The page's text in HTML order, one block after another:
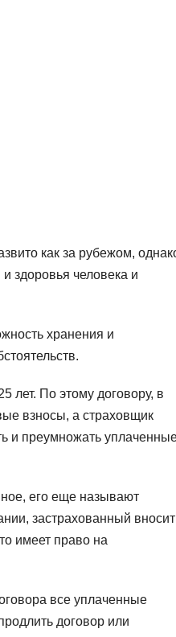
как за рубежом,
здоровья человека и
хранения и
лет. По этому договору, в
взносы, а страховщик
и преумножать
его еще называют
застрахованный вносит
имеет право на
все уплаченные
договор или